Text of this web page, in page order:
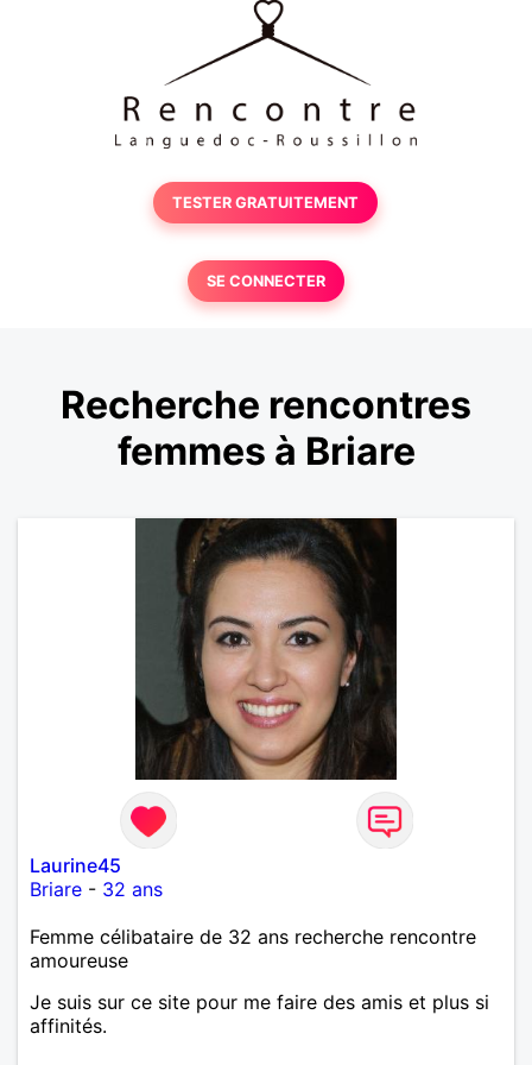
TESTER GRATUITEMENT
SE CONNECTER
Recherche rencontres
femmes à Briare
Laurine45
Briare - 32 ans
Femme célibataire de 32 ans recherche rencontre
amoureuse
Je suis sur ce site pour me faire des amis et plus si
affinités.